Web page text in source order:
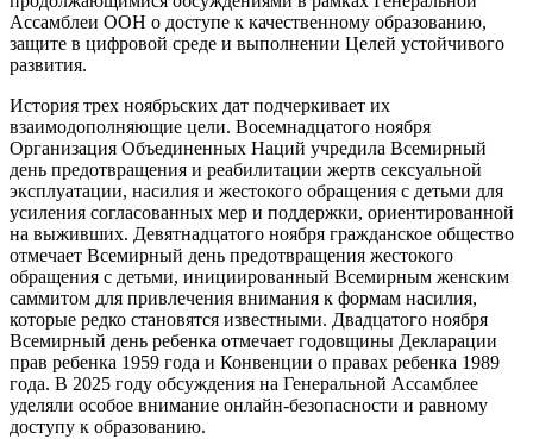
Ассамблеи ООН о доступе к качественному образованию,
защите в цифровой среде и выполнении Целей устойчивого
развития.
История трех ноябрьских дат подчеркивает их
взаимодополняющие цели. Восемнадцатого ноября
Организация Объединенных Наций учредила Всемирный
день предотвращения и реабилитации жертв сексуальной
эксплуатации, насилия и жестокого обращения с детьми для
усиления согласованных мер и поддержки, ориентированной
на выживших. Девятнадцатого ноября гражданское общество
отмечает Всемирный день предотвращения жестокого
обращения с детьми, инициированный Всемирным женским
саммитом для привлечения внимания к формам насилия,
которые редко становятся известными. Двадцатого ноября
Всемирный день ребенка отмечает годовщины Декларации
прав ребенка 1959 года и Конвенции о правах ребенка 1989
года. В 2025 году обсуждения на Генеральной Ассамблее
уделяли особое внимание онлайн-безопасности и равному
доступу к образованию.